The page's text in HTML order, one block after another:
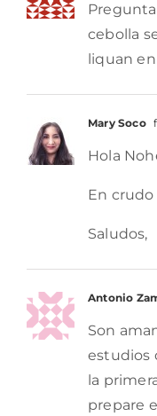
cebolla
liquan
Mary Soco
Hola
En crudo
Saludos,
Antonio
Son
estudios
la
prepare